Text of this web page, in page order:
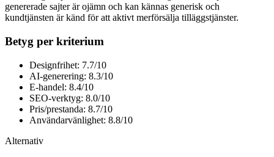
genererade sajter är ojämn och kan kännas generisk och
kundtjänsten är känd för att aktivt merförsälja tilläggstjänster.
Betyg per kriterium
Designfrihet: 7.7/10
AI-generering: 8.3/10
E-handel: 8.4/10
SEO-verktyg: 8.0/10
Pris/prestanda: 8.7/10
Användarvänlighet: 8.8/10
Alternativ